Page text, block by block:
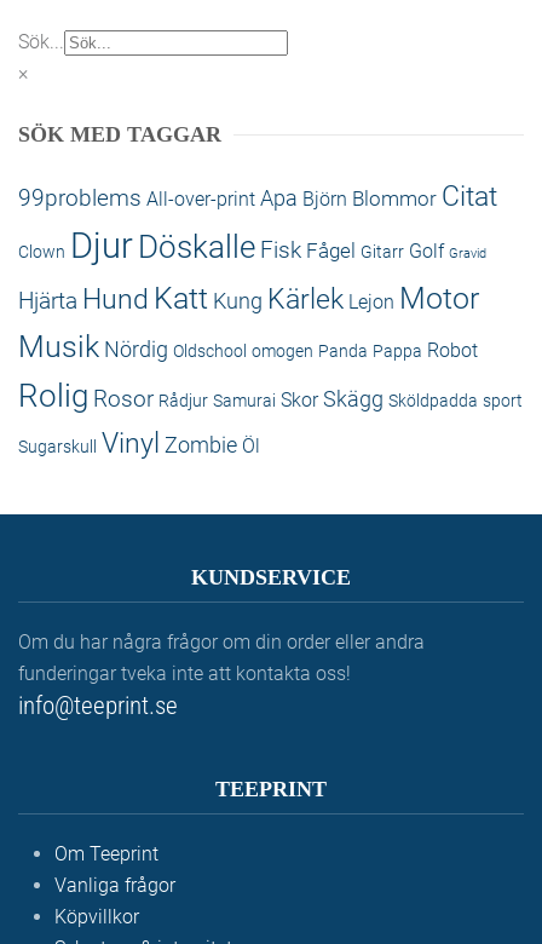
Sök...
×
SÖK MED TAGGAR
99problems All-over-print Apa Björn Blommor Citat
Clown Djur Döskalle Fisk Fågel Gitarr Golf Gravid
Hjärta Hund Katt Kung Kärlek Lejon Motor
Musik Nördig Oldschool omogen Panda Pappa Robot
Rolig Rosor Rådjur Samurai Skor Skägg Sköldpadda sport
Sugarskull Vinyl Zombie Öl
KUNDSERVICE
Om du har några frågor om din order eller andra
funderingar tveka inte att kontakta oss!
info@teeprint.se
TEEPRINT
Om Teeprint
Vanliga frågor
Köpvillkor